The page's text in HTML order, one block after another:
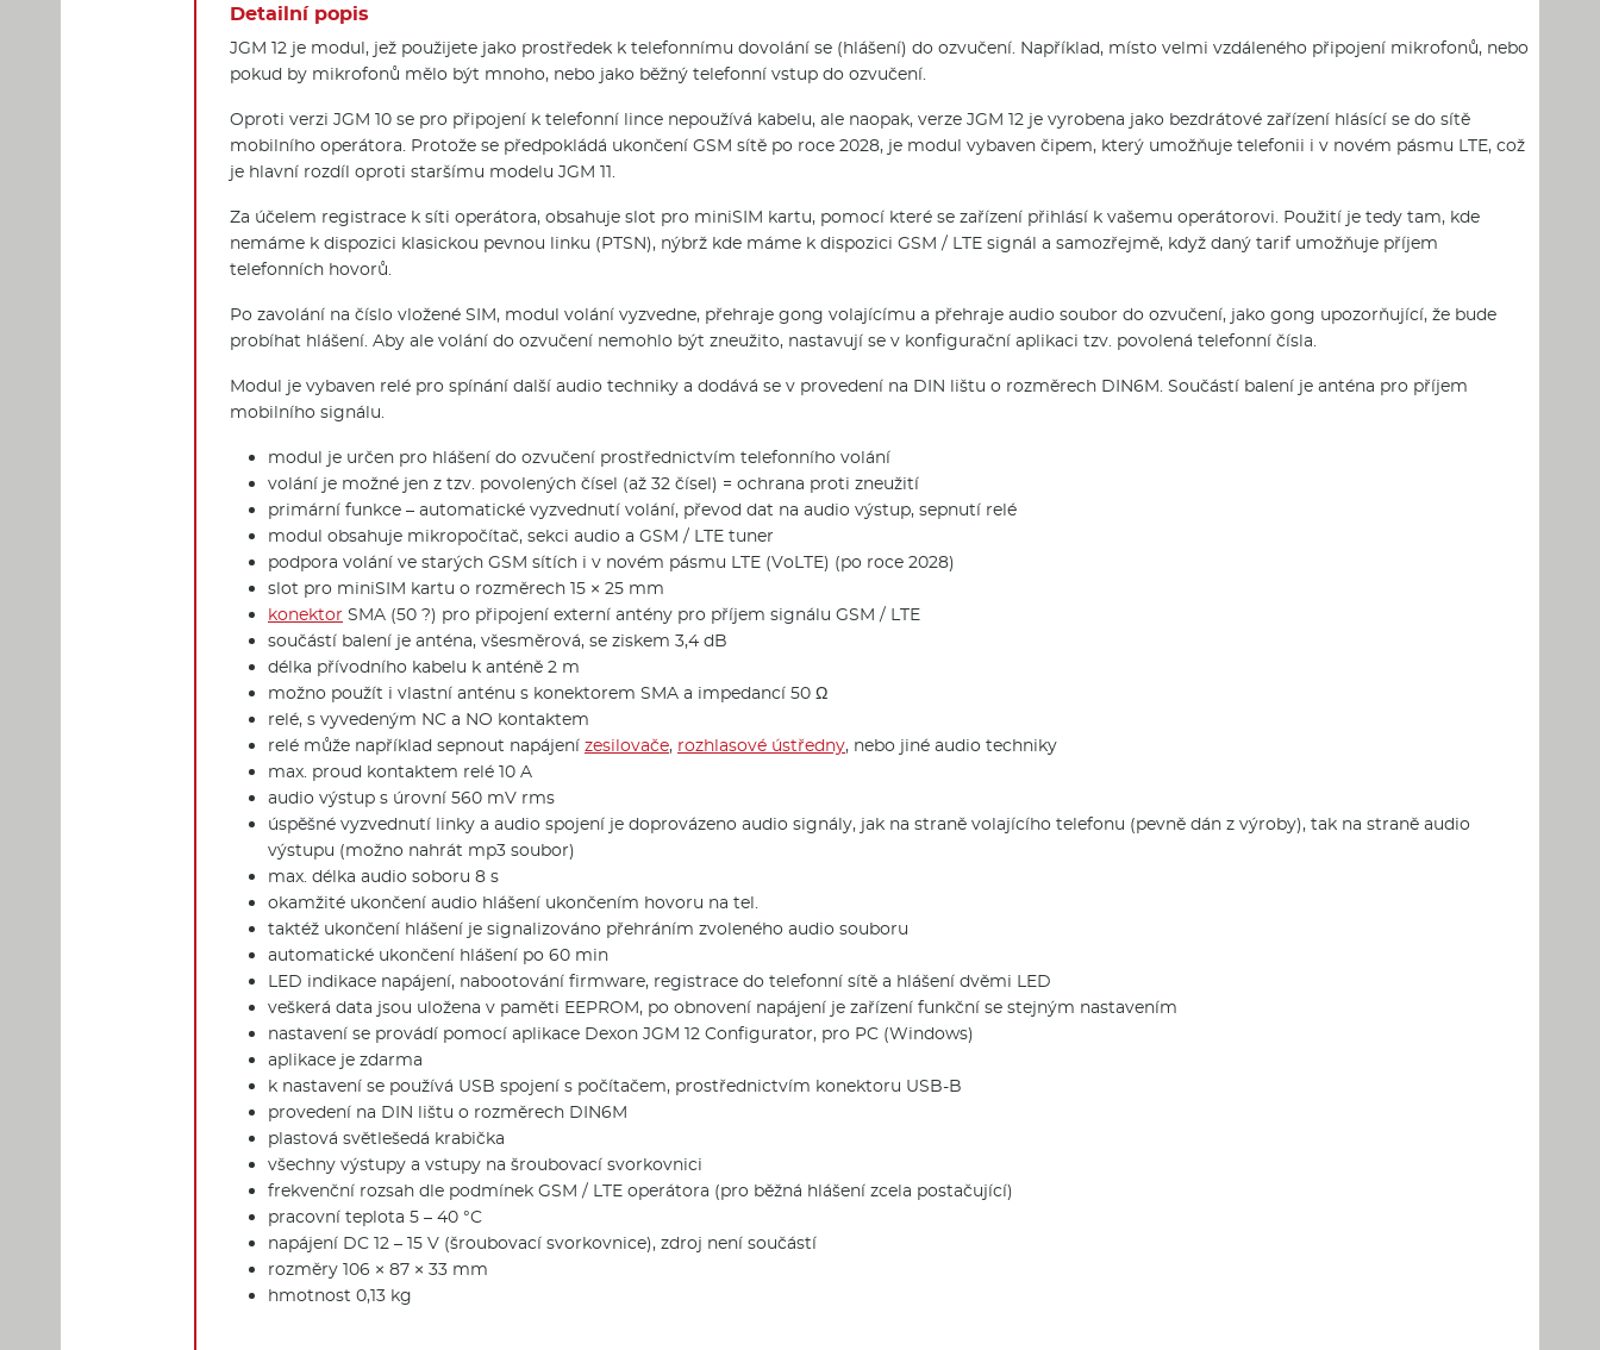
Detailní popis
JGM 12 je modul, jež použijete jako prostředek k telefonnímu dovolání se (hlášení) do ozvučení. Například, místo velmi vzdáleného připojení mikrofonů, nebo
pokud by mikrofonů mělo být mnoho, nebo jako běžný telefonní vstup do ozvučení.
Oproti verzi JGM 10 se pro připojení k telefonní lince nepoužívá kabelu, ale naopak, verze JGM 12 je vyrobena jako bezdrátové zařízení hlásící se do sítě
mobilního operátora. Protože se předpokládá ukončení GSM sítě po roce 2028, je modul vybaven čipem, který umožňuje telefonii i v novém pásmu LTE, což
je hlavní rozdíl oproti staršímu modelu JGM 11.
Za účelem registrace k síti operátora, obsahuje slot pro miniSIM kartu, pomocí které se zařízení přihlásí k vašemu operátorovi. Použití je tedy tam, kde
nemáme k dispozici klasickou pevnou linku (PTSN), nýbrž kde máme k dispozici GSM / LTE signál a samozřejmě, když daný tarif umožňuje příjem
telefonních hovorů.
Po zavolání na číslo vložené SIM, modul volání vyzvedne, přehraje gong volajícímu a přehraje audio soubor do ozvučení, jako gong upozorňující, že bude
probíhat hlášení. Aby ale volání do ozvučení nemohlo být zneužito, nastavují se v konfigurační aplikaci tzv. povolená telefonní čísla.
Modul je vybaven relé pro spínání další audio techniky a dodává se v provedení na DIN lištu o rozměrech DIN6M. Součástí balení je anténa pro příjem
mobilního signálu.
modul je určen pro hlášení do ozvučení prostřednictvím telefonního volání
volání je možné jen z tzv. povolených čísel (až 32 čísel) = ochrana proti zneužití
primární funkce – automatické vyzvednutí volání, převod dat na audio výstup, sepnutí relé
modul obsahuje mikropočítač, sekci audio a GSM / LTE tuner
podpora volání ve starých GSM sítích i v novém pásmu LTE (VoLTE) (po roce 2028)
slot pro miniSIM kartu o rozměrech 15 × 25 mm
konektor SMA (50 ?) pro připojení externí antény pro příjem signálu GSM / LTE
součástí balení je anténa, všesměrová, se ziskem 3,4 dB
délka přívodního kabelu k anténě 2 m
možno použít i vlastní anténu s konektorem SMA a impedancí 50 Ω
relé, s vyvedeným NC a NO kontaktem
relé může například sepnout napájení zesilovače, rozhlasové ústředny, nebo jiné audio techniky
max. proud kontaktem relé 10 A
audio výstup s úrovní 560 mV rms
úspěšné vyzvednutí linky a audio spojení je doprovázeno audio signály, jak na straně volajícího telefonu (pevně dán z výroby), tak na straně audio
výstupu (možno nahrát mp3 soubor)
max. délka audio soboru 8 s
okamžité ukončení audio hlášení ukončením hovoru na tel.
taktéž ukončení hlášení je signalizováno přehráním zvoleného audio souboru
automatické ukončení hlášení po 60 min
LED indikace napájení, nabootování firmware, registrace do telefonní sítě a hlášení dvěmi LED
veškerá data jsou uložena v paměti EEPROM, po obnovení napájení je zařízení funkční se stejným nastavením
nastavení se provádí pomocí aplikace Dexon JGM 12 Configurator, pro PC (Windows)
aplikace je zdarma
k nastavení se používá USB spojení s počítačem, prostřednictvím konektoru USB-B
provedení na DIN lištu o rozměrech DIN6M
plastová světlešedá krabička
všechny výstupy a vstupy na šroubovací svorkovnici
frekvenční rozsah dle podmínek GSM / LTE operátora (pro běžná hlášení zcela postačující)
pracovní teplota 5 – 40 °C
napájení DC 12 – 15 V (šroubovací svorkovnice), zdroj není součástí
rozměry 106 × 87 × 33 mm
hmotnost 0,13 kg